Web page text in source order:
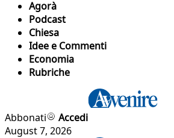
Agorà
Podcast
Chiesa
Idee e Commenti
Economia
Rubriche
Abbonati
Accedi
August 7, 2026